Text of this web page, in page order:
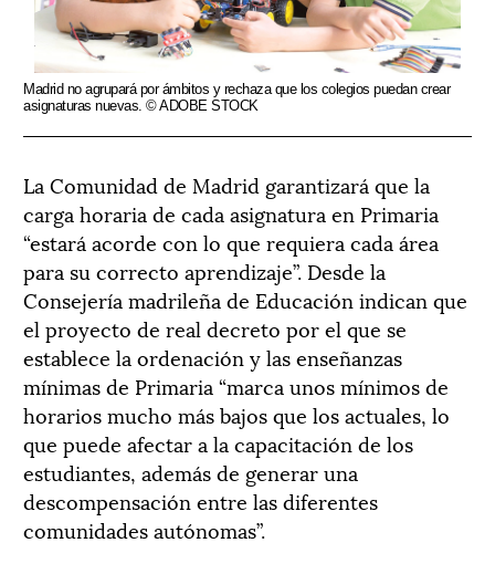
Madrid no agrupará por ámbitos y rechaza que los colegios puedan crear
asignaturas nuevas. © ADOBE STOCK
La Comunidad de Madrid garantizará que la
carga horaria de cada asignatura en Primaria
“estará acorde con lo que requiera cada área
para su correcto aprendizaje”. Desde la
Consejería madrileña de Educación indican que
el proyecto de real decreto por el que se
establece la ordenación y las enseñanzas
mínimas de Primaria “marca unos mínimos de
horarios mucho más bajos que los actuales, lo
que puede afectar a la capacitación de los
estudiantes, además de generar una
descompensación entre las diferentes
comunidades autónomas”.